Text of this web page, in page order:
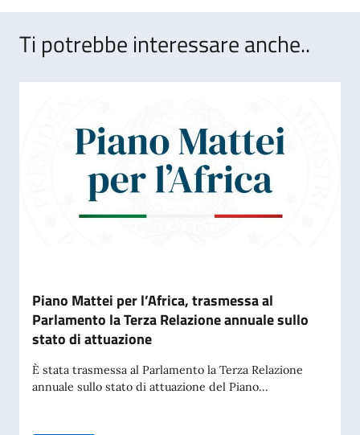
Ti potrebbe interessare anche..
Piano Mattei per l’Africa, trasmessa al
Parlamento la Terza Relazione annuale sullo
stato di attuazione
È stata trasmessa al Parlamento la Terza Relazione
annuale sullo stato di attuazione del Piano...